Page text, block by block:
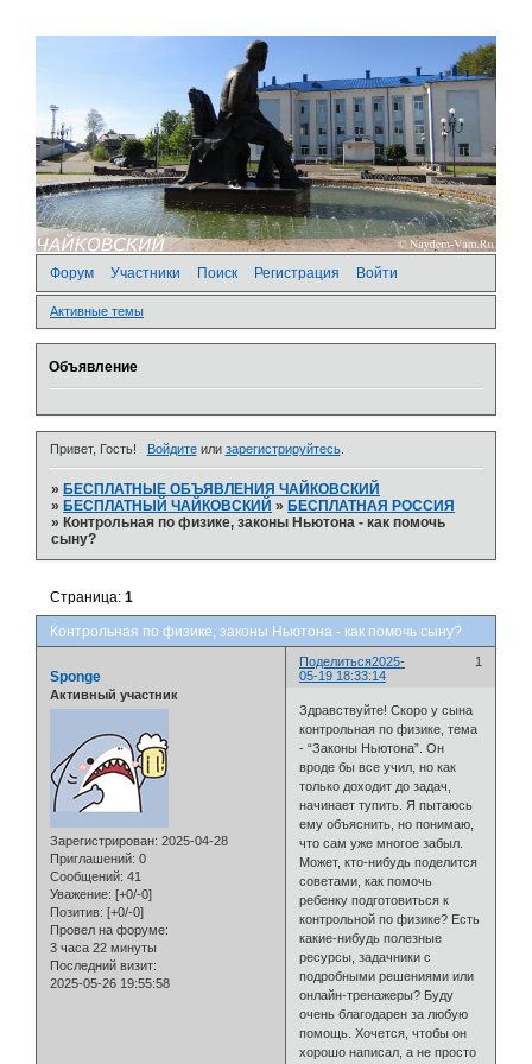
Форум Участники Поиск Регистрация Войти
Активные темы
Объявление
Привет, Гость! Войдитеили зарегистрируйтесь.
» БЕСПЛАТНЫЕ ОБЪЯВЛЕНИЯ ЧАЙКОВСКИЙ
» БЕСПЛАТНЫЙ ЧАЙКОВСКИЙ » БЕСПЛАТНАЯ РОССИЯ
» Контрольная по физике, законы Ньютона - как помочь
сыну?
Контрольная по физике, законы Ньютона - как помочь сыну?
Страница:1
Поделиться 1
2025-
05-19 18:33:14
Sponge
Активный участник
Зарегистрирован: 2025-04-28
Приглашений: 0
Сообщений: 41
Уважение: [+0/-0]
Позитив: [+0/-0]
Провел на форуме:
3 часа 22 минуты
Последний визит:
2025-05-26 19:55:58
Здравствуйте! Скоро у сына
контрольная по физике, тема
- “Законы Ньютона”. Он
вроде бы все учил, но как
только доходит до задач,
начинает тупить. Я пытаюсь
ему объяснить, но понимаю,
что сам уже многое забыл.
Может, кто-нибудь поделится
советами, как помочь
ребенку подготовиться к
контрольной по физике? Есть
какие-нибудь полезные
ресурсы, задачники с
подробными решениями или
онлайн-тренажеры? Буду
очень благодарен за любую
помощь. Хочется, чтобы он
хорошо написал, а не просто